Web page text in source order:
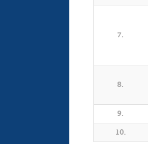
7.
8.
9.
10.